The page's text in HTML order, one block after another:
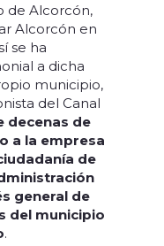
de Alcorcón,
Alcorcón en
se ha
a dicha
municipio,
del Canal
decenas de
a la empresa
de
general de
del municipio
.